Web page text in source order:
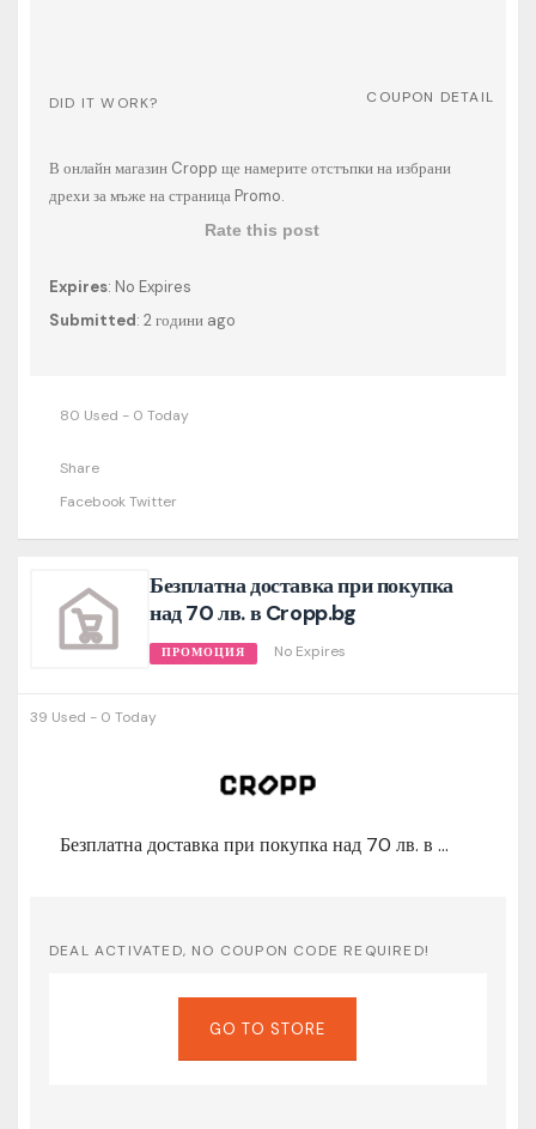
DID IT WORK? COUPON DETAIL
В онлайн магазин Cropp ще намерите отстъпки на избрани
дрехи за мъже на страница Promo.
Rate this post
Expires: No Expires
Submitted: 2 години ago
80 Used - 0 Today
Share
FacebookTwitter
Безплатна доставка при покупка
над 70 лв. в Cropp.bg
ПРОМОЦИЯ No Expires
39 Used - 0 Today
Безплатна доставка при покупка над 70 лв. в Cropp.bg
DEAL ACTIVATED, NO COUPON CODE REQUIRED!
GO TO STORE